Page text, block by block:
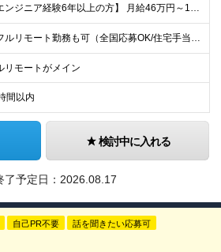
【エンジニア経験6年以上の方】 月給46万円～100万円（固定残業代含む） ※上記月給には月30時間分の固定残業代（月8万7,400円～月19万円）を含む。超過分は全額支給。 【エンジニア経験4年以
★フルリモート勤務も可（全国応募OK/住宅手当を支給します） ※案件によって常駐が必要になる場合があります。 ※希望がない限り、転勤はありません ※U・Iターン歓迎 ★ルトラの社員は全国各地で活躍中
リモートがメイン
間以内
検討中に入れる
了予定日： 2026.08.17
自己PR不要 話を聞きたい応募可